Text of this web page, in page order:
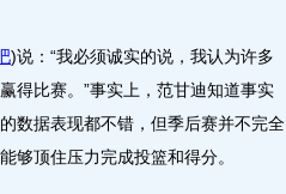
)说：“我必须诚实的说，我认为许多
得比赛。”事实上，范甘迪知道事实
数据表现都不错，但季后赛并不完全
够顶住压力完成投篮和得分。